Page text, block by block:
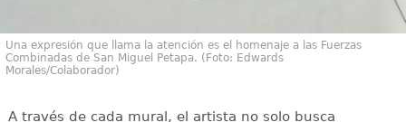
Una expresión que llama la atención es el homenaje a las Fuerzas
Combinadas de San Miguel Petapa. (Foto: Edwards
Morales/Colaborador)
A través de cada mural, el artista no solo busca